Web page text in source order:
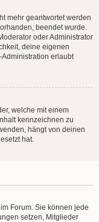
mehr geantwortet werden
beendet wurde.
oder Administrator
deine eigenen
erlaubt
welche mit einem
kennzeichnen zu
hängt von deinen
hat.
Forum. Sie können jede
setzen, Mitglieder